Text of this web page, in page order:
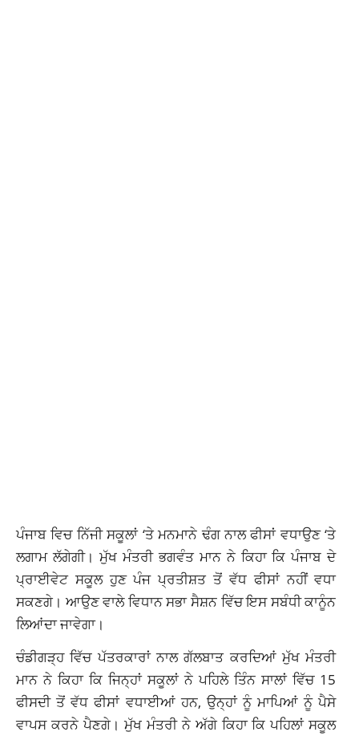
ਪੰਜਾਬ ਵਿਚ ਨਿੱਜੀ ਸਕੂਲਾਂ ‘ਤੇ ਮਨਮਾਨੇ ਢੰਗ ਨਾਲ ਫੀਸਾਂ ਵਧਾਉਣ ‘ਤੇ
ਲਗਾਮ ਲੱਗੇਗੀ। ਮੁੱਖ ਮੰਤਰੀ ਭਗਵੰਤ ਮਾਨ ਨੇ ਕਿਹਾ ਕਿ ਪੰਜਾਬ ਦੇ
ਪ੍ਰਾਈਵੇਟ ਸਕੂਲ ਹੁਣ ਪੰਜ ਪ੍ਰਤੀਸ਼ਤ ਤੋਂ ਵੱਧ ਫੀਸਾਂ ਨਹੀਂ ਵਧਾ
ਸਕਣਗੇ। ਆਉਣ ਵਾਲੇ ਵਿਧਾਨ ਸਭਾ ਸੈਸ਼ਨ ਵਿੱਚ ਇਸ ਸਬੰਧੀ ਕਾਨੂੰਨ
ਲਿਆਂਦਾ ਜਾਵੇਗਾ।
ਚੰਡੀਗੜ੍ਹ ਵਿੱਚ ਪੱਤਰਕਾਰਾਂ ਨਾਲ ਗੱਲਬਾਤ ਕਰਦਿਆਂ ਮੁੱਖ ਮੰਤਰੀ
ਮਾਨ ਨੇ ਕਿਹਾ ਕਿ ਜਿਨ੍ਹਾਂ ਸਕੂਲਾਂ ਨੇ ਪਹਿਲੇ ਤਿੰਨ ਸਾਲਾਂ ਵਿੱਚ 15
ਫੀਸਦੀ ਤੋਂ ਵੱਧ ਫੀਸਾਂ ਵਧਾਈਆਂ ਹਨ, ਉਨ੍ਹਾਂ ਨੂੰ ਮਾਪਿਆਂ ਨੂੰ ਪੈਸੇ
ਵਾਪਸ ਕਰਨੇ ਪੈਣਗੇ। ਮੁੱਖ ਮੰਤਰੀ ਨੇ ਅੱਗੇ ਕਿਹਾ ਕਿ ਪਹਿਲਾਂ ਸਕੂਲ